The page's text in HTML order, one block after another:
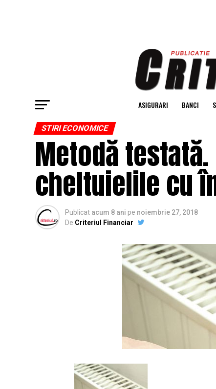
ASIGURARI BANCI
STIRI ECONOMICE
Metodă
cheltuielile cu
Publicat acum 8 ani pe noiembrie 27, 2018
De Criteriul Financiar